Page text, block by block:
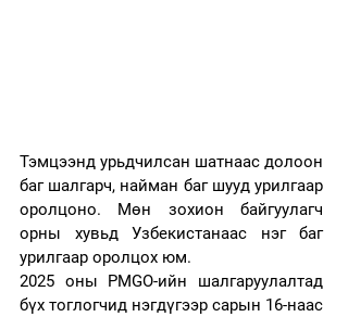
Тэмцээнд урьдчилсан шатнаас долоон
баг шалгарч, найман баг шууд урилгаар
оролцоно. Мөн зохион байгуулагч
орны хувьд Узбекистанаас нэг баг
урилгаар оролцох юм.
2025 оны PMGO-ийн шалгаруулалтад
бүх тоглогчид нэгдүгээр сарын 16-наас